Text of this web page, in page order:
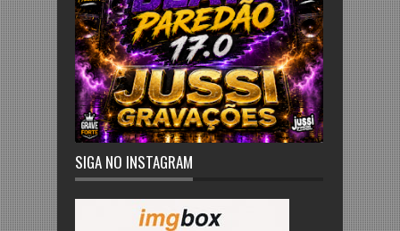
SIGA NO INSTAGRAM